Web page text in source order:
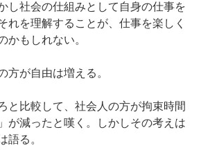
し社会の仕組みとして自身の仕事を
れを理解することが、仕事を楽しく
かもしれない。
方が自由は増える。
と比較して、社会人の方が拘束時間
が減ったと嘆く。しかしその考えは
語る。